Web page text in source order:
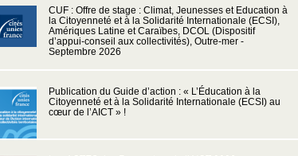
CUF : Offre de stage : Climat, Jeunesses et Education à
la Citoyenneté et à la Solidarité Internationale (ECSI),
Amériques Latine et Caraïbes, DCOL (Dispositif
d’appui-conseil aux collectivités), Outre-mer -
Septembre 2026
Publication du Guide d’action : « L’Éducation à la
Citoyenneté et à la Solidarité Internationale (ECSI) au
cœur de l’AICT » !